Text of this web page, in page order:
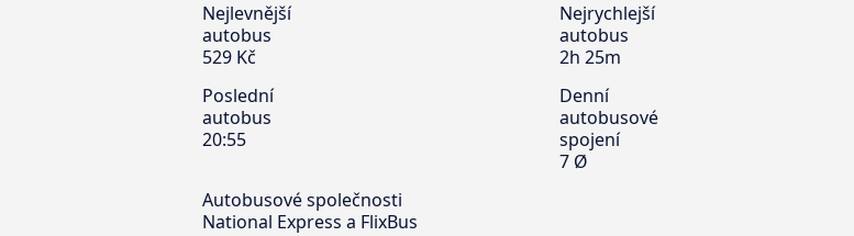
Nejlevnější
autobus
529 Kč
Nejrychlejší
autobus
2h 25m
Poslední
autobus
20:55
Denní
autobusové
spojení
7 Ø
Autobusové společnosti
National Express a FlixBus